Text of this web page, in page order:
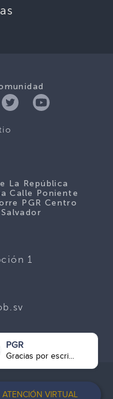
La República
Calle Poniente
PGR Centro
1